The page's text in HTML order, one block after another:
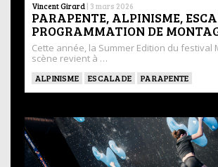
Vincent Girard | 3 mars 2026
PARAPENTE, ALPINISME,
PROGRAMMATION DE
Cette année, la Summer Edition du festival
scène revient à …
ALPINISME ESCALADE PARAPENTE